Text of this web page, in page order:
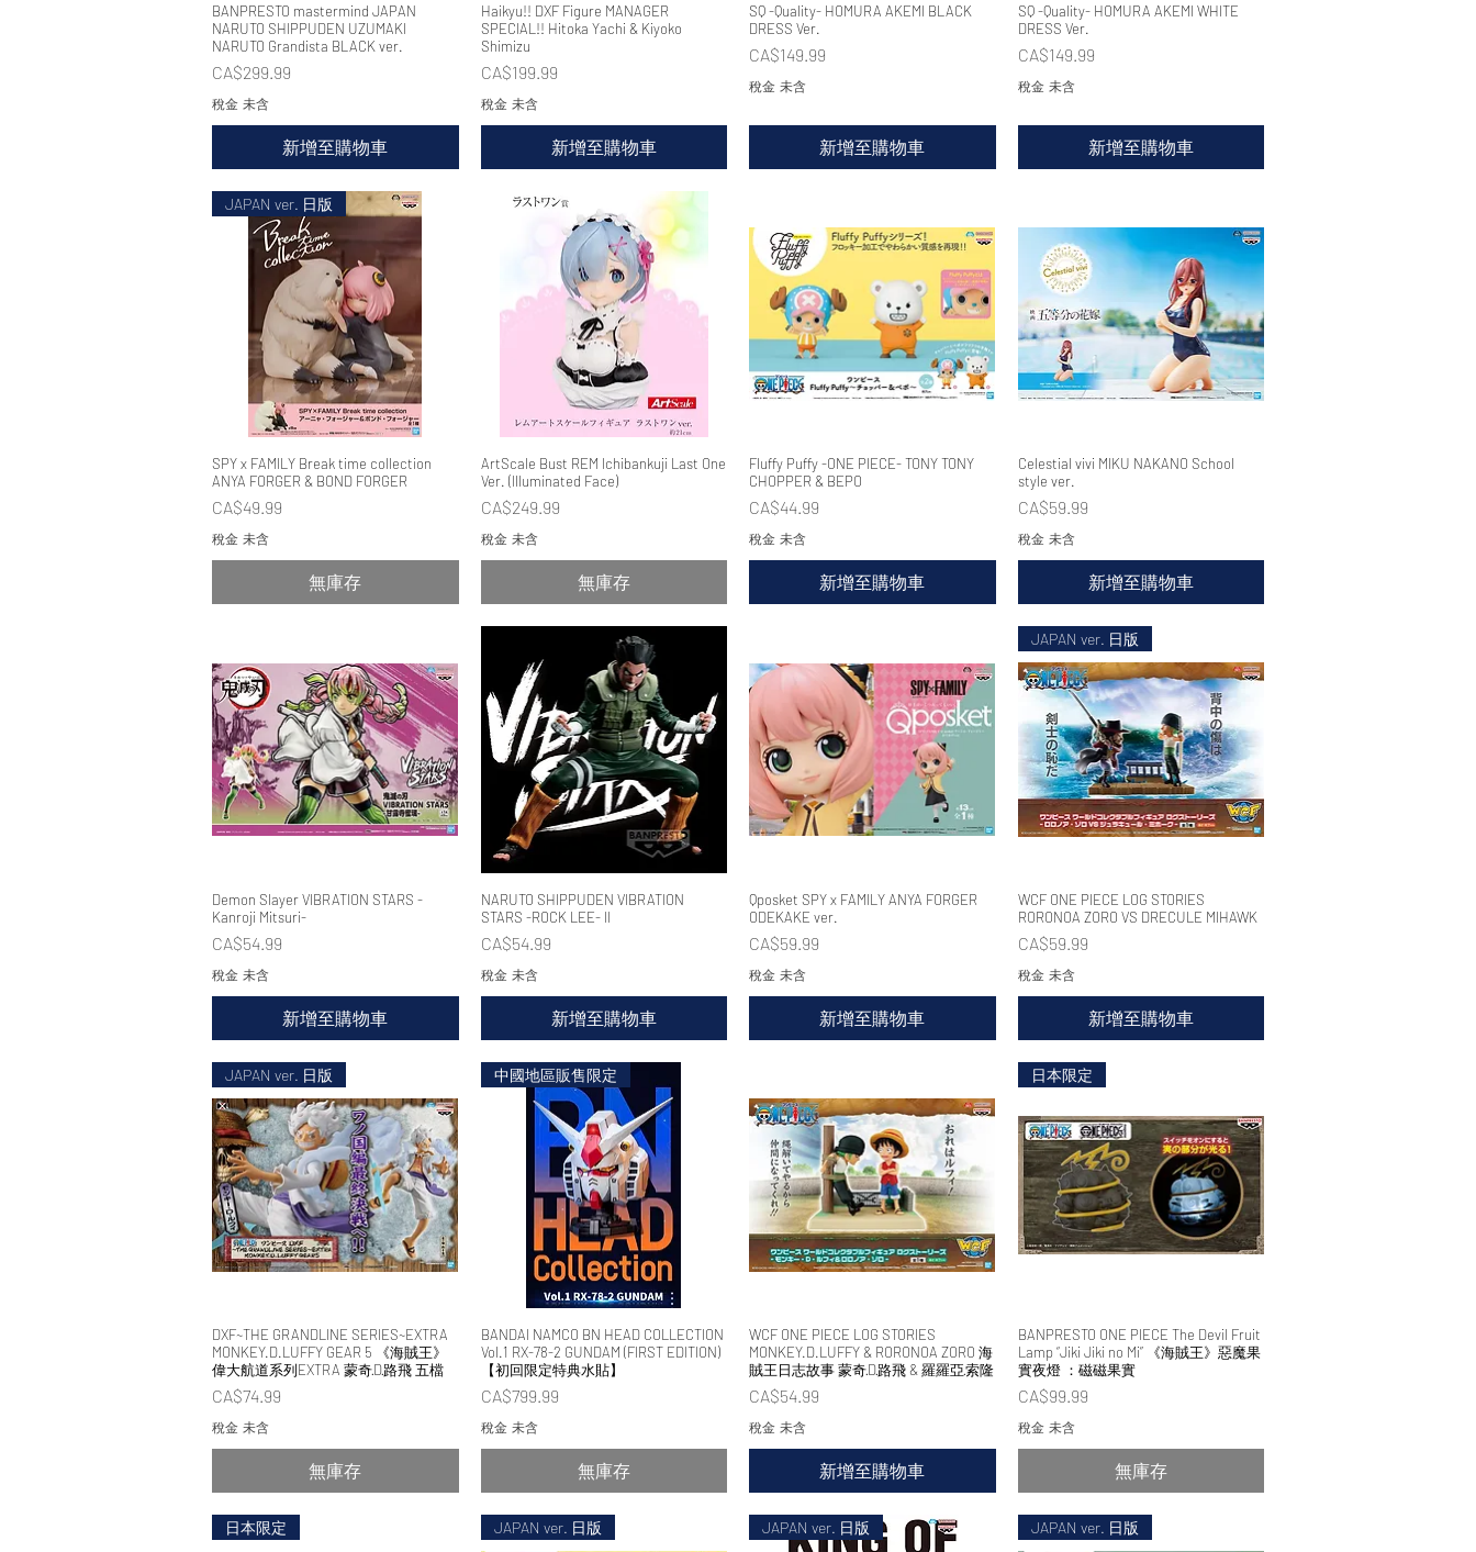
快速瀏覽
BANPRESTO mastermind JAPAN
NARUTO SHIPPUDEN UZUMAKI
NARUTO Grandista BLACK ver.
價格
CA$299.99
稅金 未含
新增至購物車
快速瀏覽
Haikyu!! DXF Figure MANAGER
SPECIAL!! Hitoka Yachi & Kiyoko
Shimizu
價格
CA$199.99
稅金 未含
新增至購物車
快速瀏覽
SQ -Quality- HOMURA AKEMI BLACK
DRESS Ver.
價格
CA$149.99
稅金 未含
新增至購物車
快速瀏覽
SQ -Quality- HOMURA AKEMI WHITE
DRESS Ver.
價格
CA$149.99
稅金 未含
新增至購物車
快速瀏覽
JAPAN ver. 日版
SPY x FAMILY Break time collection
ANYA FORGER & BOND FORGER
價格
CA$49.99
稅金 未含
無庫存
快速瀏覽
ArtScale Bust REM Ichibankuji Last One
Ver. (Illuminated Face)
價格
CA$249.99
稅金 未含
無庫存
快速瀏覽
Fluffy Puffy -ONE PIECE- TONY TONY
CHOPPER & BEPO
價格
CA$44.99
稅金 未含
新增至購物車
快速瀏覽
Celestial vivi MIKU NAKANO School
style ver.
價格
CA$59.99
稅金 未含
新增至購物車
快速瀏覽
Demon Slayer VIBRATION STARS -
Kanroji Mitsuri-
價格
CA$54.99
稅金 未含
新增至購物車
快速瀏覽
NARUTO SHIPPUDEN VIBRATION
STARS -ROCK LEE- II
價格
CA$54.99
稅金 未含
新增至購物車
快速瀏覽
Qposket SPY x FAMILY ANYA FORGER
ODEKAKE ver.
價格
CA$59.99
稅金 未含
新增至購物車
快速瀏覽
JAPAN ver. 日版
WCF ONE PIECE LOG STORIES
RORONOA ZORO VS DRECULE MIHAWK
價格
CA$59.99
稅金 未含
新增至購物車
快速瀏覽
JAPAN ver. 日版
DXF~THE GRANDLINE SERIES~EXTRA
MONKEY.D.LUFFY GEAR 5 《海賊王》
偉大航道系列EXTRA 蒙奇·D·路飛 五檔
價格
CA$74.99
稅金 未含
無庫存
快速瀏覽
中國地區販售限定
BANDAI NAMCO BN HEAD COLLECTION
Vol.1 RX-78-2 GUNDAM (FIRST EDITION)
【初回限定特典水貼】
價格
CA$799.99
稅金 未含
無庫存
快速瀏覽
WCF ONE PIECE LOG STORIES
MONKEY.D.LUFFY & RORONOA ZORO 海
賊王日志故事 蒙奇·D·路飛 & 羅羅亞·索隆
價格
CA$54.99
稅金 未含
新增至購物車
快速瀏覽
日本限定
BANPRESTO ONE PIECE The Devil Fruit
Lamp “Jiki Jiki no Mi” 《海賊王》惡魔果
實夜燈 ：磁磁果實
價格
CA$99.99
稅金 未含
無庫存
日本限定 JAPAN ver. 日版 JAPAN ver. 日版 JAPAN ver. 日版